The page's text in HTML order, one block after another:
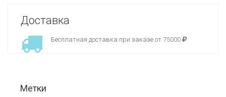
Доставка
Бесплатная доставка при заказе от 75000
Метки